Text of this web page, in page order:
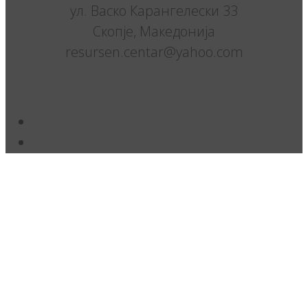
ул. Васко Карангелески 33
Скопје, Македонија
resursen.centar@yahoo.com